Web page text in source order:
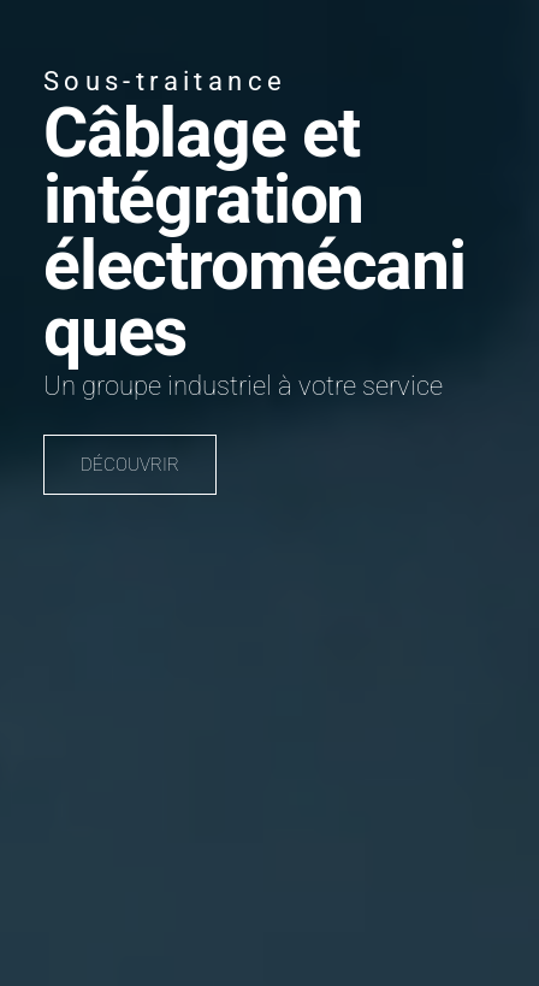
Sous-traitance
Câblage et
intégration
électromécani
ques
Un groupe industriel à votre service
DÉCOUVRIR